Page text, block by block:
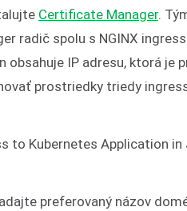
Certificate Manager.
radič spolu s NGINX
obsahuje IP adresu, ktorá je
prostriedky triedy
preferovaný názov